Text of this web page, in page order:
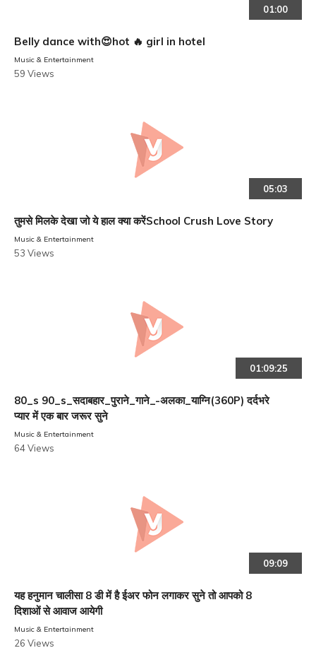
01:00
Belly dance with😍hot 🔥 girl in hotel
Music & Entertainment
59 Views
05:03
तुमसे मिलके देखा जो ये हाल क्या करेंSchool Crush Love Story
Music & Entertainment
53 Views
01:09:25
80_s 90_s_सदाबहार_पुराने_गाने_-अलका_याग्नि(360P) दर्दभरे
प्यार में एक बार जरूर सुने
Music & Entertainment
64 Views
09:09
यह हनुमान चालीसा 8 डी में है ईअर फोन लगाकर सुने तो आपको 8
दिशाओं से आवाज आयेगी
Music & Entertainment
26 Views